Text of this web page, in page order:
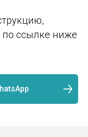
ссылке ниже